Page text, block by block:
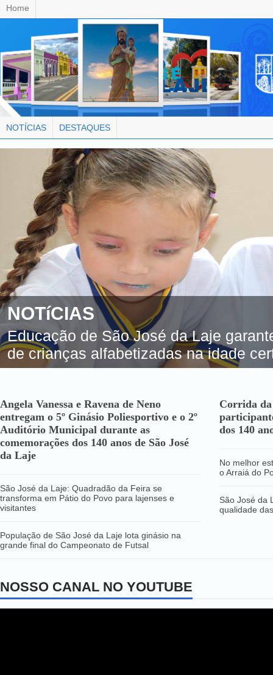
Home
NOTÍCIAS DESTAQUES
NOTíCIAS
Educação de São José da Laje
de crianças alfabetizadas na idade
Angela Vanessa e Ravena de Neno
entregam o 5º Ginásio Poliesportivo e o 2º
Auditório Municipal durante as
comemorações dos 140 anos de São José
da Laje
São José da Laje: Quadradão da Feira se
transforma em Pátio do Povo para lajenses e
visitantes
População de São José da Laje lota ginásio na
grande final do Campeonato de Futsal
Corrida da
dos 140
No melhor
o Arraiá do
São José da
qualidade
NOSSO CANAL NO YOUTUBE